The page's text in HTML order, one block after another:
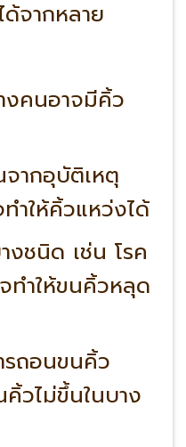
จากหลาย
คนอาจมีคิ้ว
ากอุบัติเหตุ
ำให้คิ้วแหว่งได้
งชนิด เช่น โรค
ทำให้ขนคิ้วหลุด
ถอนขนคิ้ว
วไม่ขึ้นในบาง